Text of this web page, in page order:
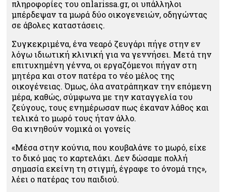
πληροφορίες του onlarissa.gr, οι υπάλληλοι
μπέρδεψαν τα μωρά δύο οικογενειών, οδηγώντας
σε άβολες καταστάσεις.
Συγκεκριμένα, ένα νεαρό ζευγάρι πήγε στην εν
λόγω ιδιωτική κλινική για να γεννήσει. Μετά την
επιτυχημένη γέννα, οι εργαζόμενοι πήγαν στη
μητέρα και στον πατέρα το νέο μέλος της
οικογένειας. Όμως, όλα ανατράπηκαν την επόμενη
μέρα, καθώς, σύμφωνα με την καταγγελία του
ζεύγους, τους ενημέρωσαν πως έκαναν λάθος και
τελικά το μωρό τους ήταν άλλο.
Θα κινηθούν νομικά οι γονείς
«Μέσα στην κούνια, που κουβαλάνε το μωρό, είχε
το δικό μας το καρτελάκι. Δεν δώσαμε πολλή
σημασία εκείνη τη στιγμή, έγραφε το όνομά της»,
λέει ο πατέρας του παιδιού.